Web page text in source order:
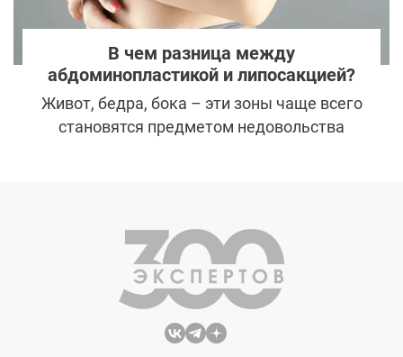
В чем разница между
абдоминопластикой и липосакцией?
Живот, бедра, бока – эти зоны чаще всего
становятся предметом недовольства